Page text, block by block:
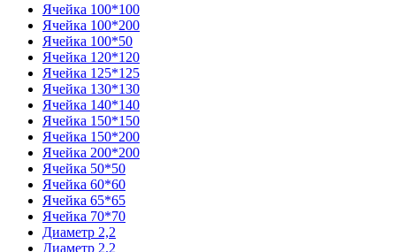
Ячейка 100*100
Ячейка 100*200
Ячейка 100*50
Ячейка 120*120
Ячейка 125*125
Ячейка 130*130
Ячейка 140*140
Ячейка 150*150
Ячейка 150*200
Ячейка 200*200
Ячейка 50*50
Ячейка 60*60
Ячейка 65*65
Ячейка 70*70
Диаметр 2,2
Диаметр 2.2